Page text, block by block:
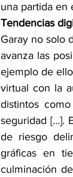
una partida en
Tendencias
Garay no solo
avanza las
ejemplo de
virtual con la
distintos
seguridad […].
de riesgo
gráficas en
culminación